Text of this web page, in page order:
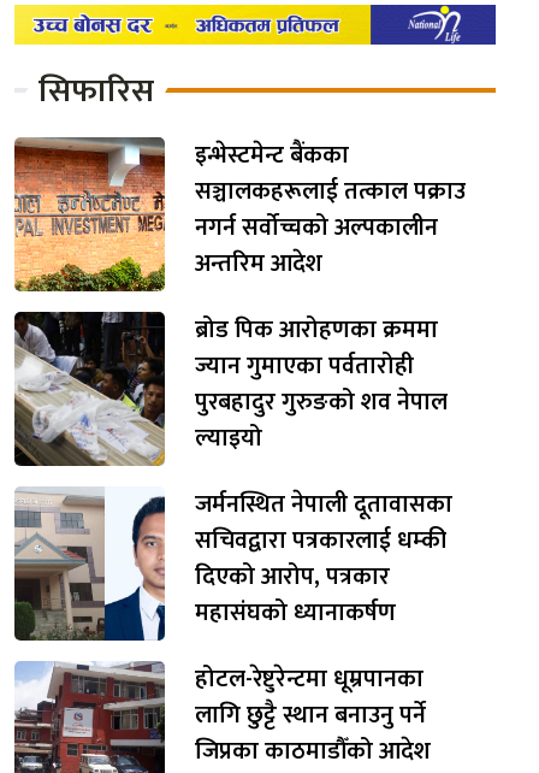
सिफारिस
इन्भेस्टमेन्ट बैंकका
सञ्चालकहरूलाई तत्काल पक्राउ
नगर्न सर्वोच्चको अल्पकालीन
अन्तरिम आदेश
ब्रोड पिक आरोहणका क्रममा
ज्यान गुमाएका पर्वतारोही
पुरबहादुर गुरुङको शव नेपाल
ल्याइयो
जर्मनस्थित नेपाली दूतावासका
सचिवद्वारा पत्रकारलाई धम्की
दिएको आरोप, पत्रकार
महासंघको ध्यानाकर्षण
होटल-रेष्टुरेन्टमा धूम्रपानका
लागि छुट्टै स्थान बनाउनु पर्ने
जिप्रका काठमाडौँको आदेश